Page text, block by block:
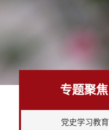
专题聚焦
党史学习教育